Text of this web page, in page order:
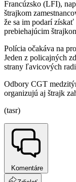
Francúzsko (LFI),
štrajkom
že sa im podarí
prebiehajúcim
Polícia očakáva na
Jeden z policajných
strany ľavicových
Odbory CGT
organizujú aj štrajk
(tasr)
Komentáre